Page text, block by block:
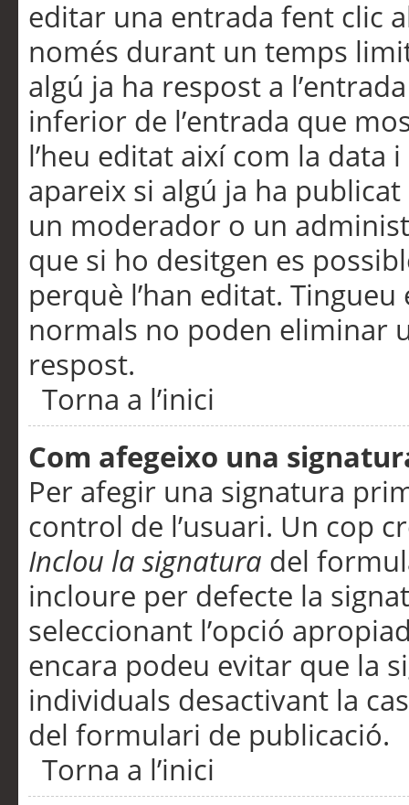
editar una entrada fent clic
només durant un temps
algú ja ha respost a
inferior de l’entrada que
l’heu editat així com la data
apareix si algú ja ha
un moderador o un
que si ho desitgen es
perquè l’han editat.
normals no poden eliminar
respost.
Torna a l’inici
Com afegeixo una
Per afegir una signatura
control de l’usuari. Un cop
Inclou la signatura del
incloure per defecte la
seleccionant l’opció
encara podeu evitar que la
individuals desactivant la
del formulari de publicació.
Torna a l’inici